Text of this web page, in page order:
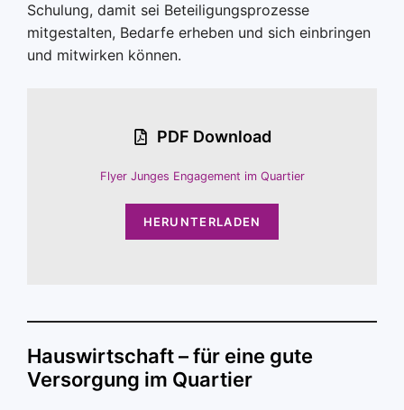
Schulung, damit sei Beteiligungsprozesse
mitgestalten, Bedarfe erheben und sich einbringen
und mitwirken können.
PDF Download
Flyer Junges Engagement im Quartier
HERUNTERLADEN
Hauswirtschaft – für eine gute
Versorgung im Quartier